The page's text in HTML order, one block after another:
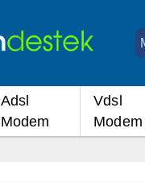
Adsl
Modem
Vdsl
Modem